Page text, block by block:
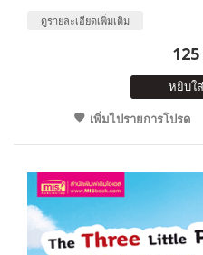
ดูรายละเอียดเพิ่มเติม
หยิบใ
เพิ่มไปรายการโปรด